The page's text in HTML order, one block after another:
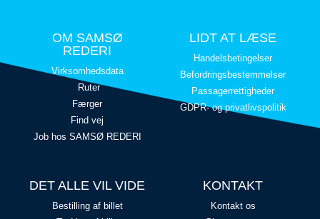
OM SAMSØ
REDERI
Virksomhedsdata
Ruter
Færger
Find vej
Job hos SAMSØ REDERI
LIDT AT LÆSE
Handelsbetingelser
Befordringsbestemmelser
Passagerrettigheder
GDPR- og privatlivspolitik
DET ALLE VIL VIDE
Bestilling af billet
KONTAKT
Kontakt os